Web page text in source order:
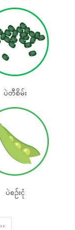
ပဲတီစိမ်း
ပဲစဉ်းငုံ
››